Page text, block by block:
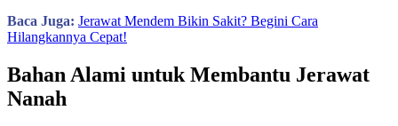
Baca Juga: Jerawat Mendem Bikin Sakit? Begini Cara
Hilangkannya Cepat!
Bahan Alami untuk Membantu Jerawat
Nanah